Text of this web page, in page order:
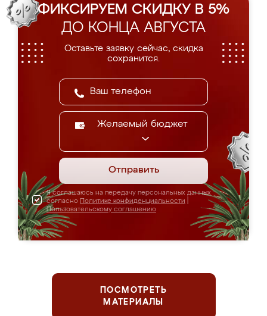
ФИКСИРУЕМ СКИДКУ В 5%
ДО КОНЦА АВГУСТА
Оставьте заявку сейчас, скидка
сохранится.
Желаемый бюджет
Отправить
Я соглашаюсь на передачу персональных данных
согласно Политике конфиденциальности
Пользовательскому соглашению
ПОСМОТРЕТЬ
МАТЕРИАЛЫ